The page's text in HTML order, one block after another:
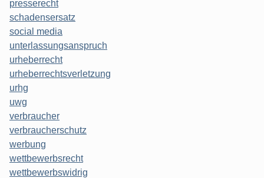
presserecht
schadensersatz
social media
unterlassungsanspruch
urheberrecht
urheberrechtsverletzung
urhg
uwg
verbraucher
verbraucherschutz
werbung
wettbewerbsrecht
wettbewerbswidrig